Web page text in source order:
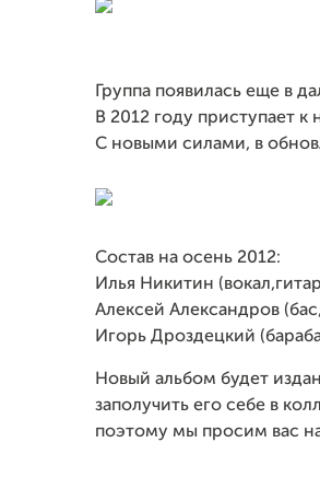
Группа появилась еще в
В 2012 году приступает к
С новыми силами, в
Состав на осень 2012:
Илья Никитин
Алексей Александров
Игорь Дроздецкий
Новый альбом будет
заполучить его себе в
поэтому мы просим вас